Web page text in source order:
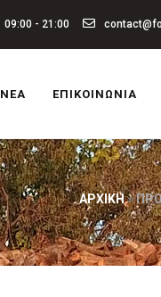
09:00 - 21:00
ΝΈΑ ΕΠΙΚΟΙΝΩΝΊΑ
ΑΡΧΙΚΉ»